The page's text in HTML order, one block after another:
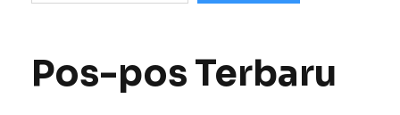
Pos-pos Terbaru